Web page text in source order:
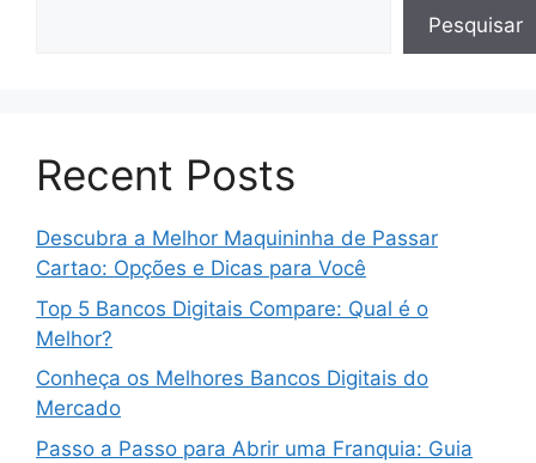
Pesquisar
Recent Posts
Descubra a Melhor Maquininha de Passar
Cartao: Opções e Dicas para Você
Top 5 Bancos Digitais Compare: Qual é o
Melhor?
Conheça os Melhores Bancos Digitais do
Mercado
Passo a Passo para Abrir uma Franquia: Guia